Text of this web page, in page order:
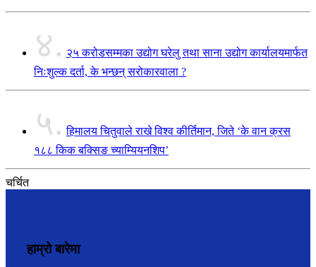
४. २५ करोडसम्मका उद्योग घरेलु तथा साना उद्योग कार्यालयमार्फत
निःशुल्क दर्ता, के भन्छन् सरोकारवाला ?
५. हिमालय चितुवाले राखे विश्व कीर्तिमान, जिते ‘के वान क्रस
१८८ किक बक्सिङ च्याम्यियनशिप’
चर्चित
हाम्रो बारेमा